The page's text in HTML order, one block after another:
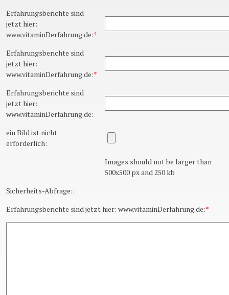
Erfahrungsberichte sind
jetzt hier:
www.vitaminDerfahrung.de:*
Erfahrungsberichte sind
jetzt hier:
www.vitaminDerfahrung.de:*
Erfahrungsberichte sind
jetzt hier:
www.vitaminDerfahrung.de:
ein Bild ist nicht
erforderlich:
Images should not be larger than
500x500 px and 250 kb
Sicherheits-Abfrage::
Erfahrungsberichte sind jetzt hier: www.vitaminDerfahrung.de:*